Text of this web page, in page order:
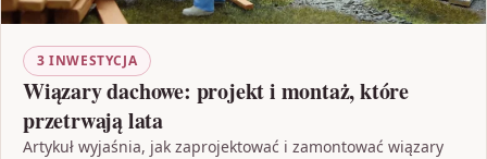
3 INWESTYCJA
Wiązary dachowe: projekt i montaż, które
przetrwają lata
Artykuł wyjaśnia, jak zaprojektować i zamontować wiązary